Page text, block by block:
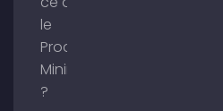
le
Process
Mining
?